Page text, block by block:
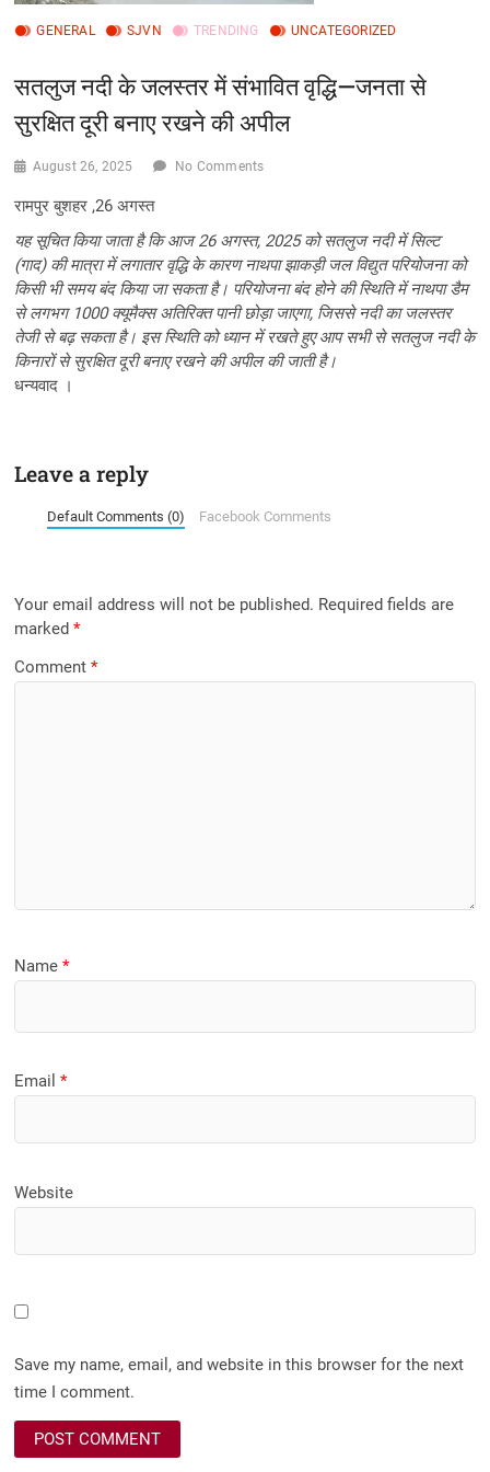
GENERAL SJVN TRENDING UNCATEGORIZED
सतलुज नदी के जलस्तर में संभावित वृद्धि—जनता से
सुरक्षित दूरी बनाए रखने की अपील
August 26, 2025 No Comments
रामपुर बुशहर ,26 अगस्त
यह सूचित किया जाता है कि आज 26 अगस्त, 2025 को सतलुज नदी में सिल्ट
(गाद) की मात्रा में लगातार वृद्धि के कारण नाथपा झाकड़ी जल विद्युत परियोजना को
किसी भी समय बंद किया जा सकता है। परियोजना बंद होने की स्थिति में नाथपा डैम
से लगभग 1000 क्यूमैक्स अतिरिक्त पानी छोड़ा जाएगा, जिससे नदी का जलस्तर
तेजी से बढ़ सकता है। इस स्थिति को ध्यान में रखते हुए आप सभी से सतलुज नदी के
किनारों से सुरक्षित दूरी बनाए रखने की अपील की जाती है।
धन्यवाद ।
Leave a reply
Default Comments (0) Facebook Comments
Your email address will not be published. Required fields are
marked*
Comment*
Name*
Email*
Website
Save my name, email, and website in this browser for the next
time I comment.